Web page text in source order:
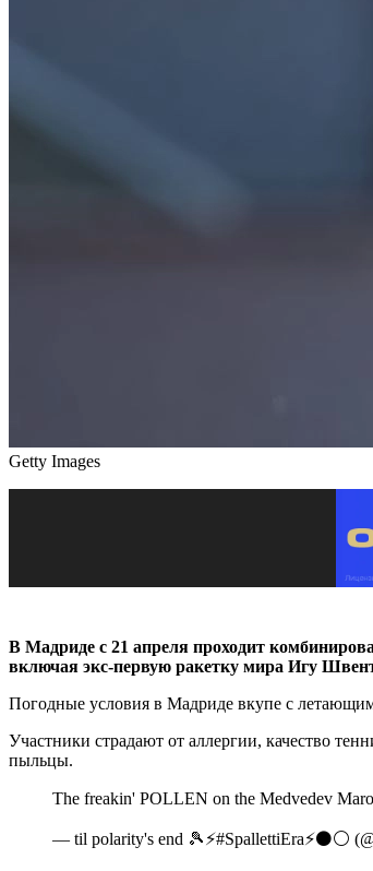
Getty Images
В Мадриде с 21 апреля проходит
включая экс-первую ракетку мира Игу
Погодные условия в Мадриде вкупе с
Участники страдают от аллергии, качество
пыльцы.
The freakin' POLLEN on the Medvedev
— til polarity's end 🎾⚡#SpallettiEra⚡⚫⚪